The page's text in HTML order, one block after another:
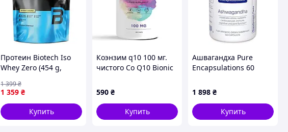
Протеин Biotech Iso
Whey Zero (454 g,
1 359 ₴
1 399₴
Купить
Коэнзим q10 100 мг.
чистого Co Q10 Bionic
убихинон ку10 60
капсул
590 ₴
Купить
Ашвагандха Pure
Encapsulations 60
1 898 ₴
Купить